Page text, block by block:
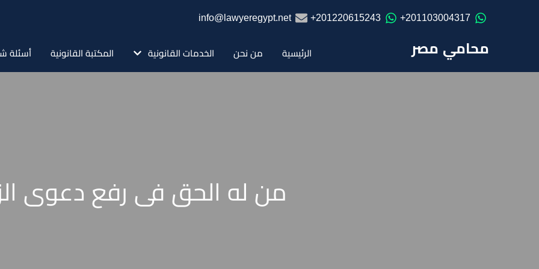
201103004317+
201220615243+
info@lawyeregypt.net
محامي مصر الرئيسية من نحن الخدمات القانونية المكتبة القانونية أسئلة
من له الحق فى رفع دعوى